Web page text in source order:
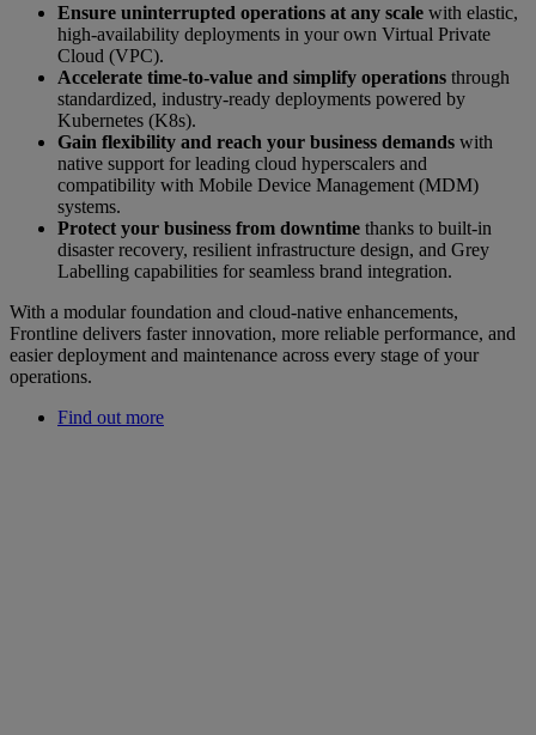
Ensure uninterrupted operations at any scale with elastic,
high-availability deployments in your own Virtual Private
Cloud (VPC).
Accelerate time-to-value and simplify operations through
standardized, industry-ready deployments powered by
Kubernetes (K8s).
Gain flexibility and reach your business demands with
native support for leading cloud hyperscalers and
compatibility with Mobile Device Management (MDM)
systems.
Protect your business from downtime thanks to built-in
disaster recovery, resilient infrastructure design, and Grey
Labelling capabilities for seamless brand integration.
With a modular foundation and cloud-native enhancements,
Frontline delivers faster innovation, more reliable performance, and
easier deployment and maintenance across every stage of your
operations.
Find out more